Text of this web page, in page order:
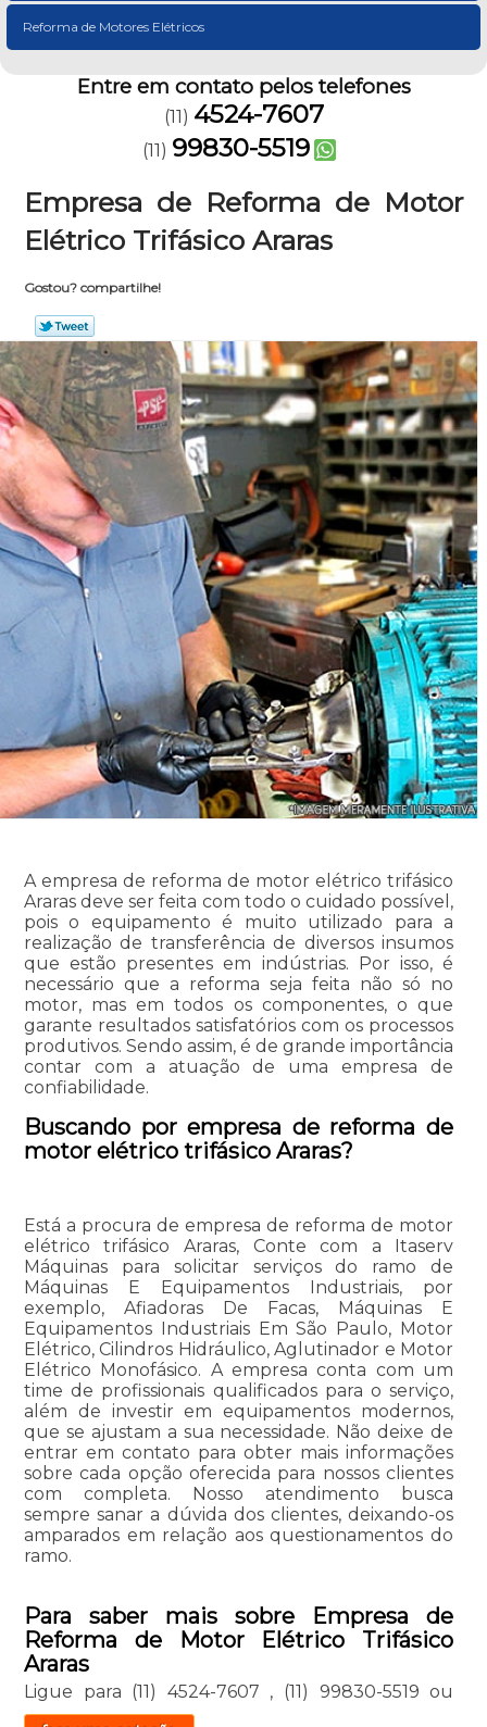
Reforma de Motores Elétricos
Entre em contato pelos telefones
(11) 4524-7607
(11) 99830-5519
Empresa de Reforma de Motor
Elétrico Trifásico Araras
Gostou? compartilhe!
A empresa de reforma de motor elétrico trifásico
Araras deve ser feita com todo o cuidado possível,
pois o equipamento é muito utilizado para a
realização de transferência de diversos insumos
que estão presentes em indústrias. Por isso, é
necessário que a reforma seja feita não só no
motor, mas em todos os componentes, o que
garante resultados satisfatórios com os processos
produtivos. Sendo assim, é de grande importância
contar com a atuação de uma empresa de
confiabilidade.
Buscando por empresa de reforma de
motor elétrico trifásico Araras?
Está a procura de empresa de reforma de motor
elétrico trifásico Araras, Conte com a Itaserv
Máquinas para solicitar serviços do ramo de
Máquinas E Equipamentos Industriais, por
exemplo, Afiadoras De Facas, Máquinas E
Equipamentos Industriais Em São Paulo, Motor
Elétrico, Cilindros Hidráulico, Aglutinador e Motor
Elétrico Monofásico. A empresa conta com um
time de profissionais qualificados para o serviço,
além de investir em equipamentos modernos,
que se ajustam a sua necessidade. Não deixe de
entrar em contato para obter mais informações
sobre cada opção oferecida para nossos clientes
com completa. Nosso atendimento busca
sempre sanar a dúvida dos clientes, deixando-os
amparados em relação aos questionamentos do
ramo.
Para saber mais sobre Empresa de
Reforma de Motor Elétrico Trifásico
Araras
Ligue para (11) 4524-7607 , (11) 99830-5519 ou